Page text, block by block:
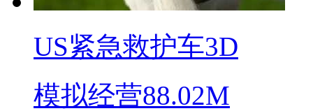
US紧急救护车3D
模拟经营88.02M